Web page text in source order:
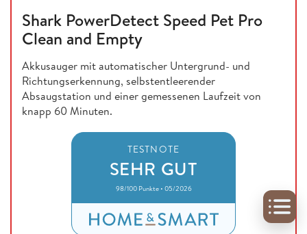
Shark PowerDetect Speed Pet Pro
Clean and Empty
Akkusauger mit automatischer Untergrund- und
Richtungserkennung, selbstentleerender
Absaugstation und einer gemessenen Laufzeit von
knapp 60 Minuten.
TESTNOTE
SEHR GUT
98/100 Punkte • 05/2026